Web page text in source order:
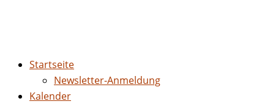
Startseite
Newsletter-Anmeldung
Kalender